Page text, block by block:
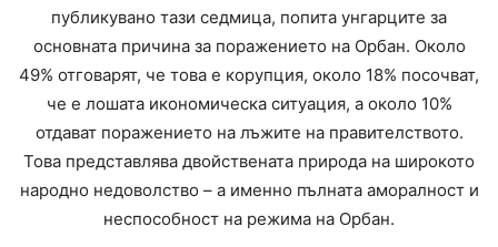
публикувано тази седмица, попита унгарците за
основната причина за поражението на Орбан. Около
49% отговарят, че това е корупция, около 18% посочват,
че е лошата икономическа ситуация, а около 10%
отдават поражението на лъжите на правителството.
Това представлява двойствената природа на широкото
народно недоволство – а именно пълната аморалност и
неспособност на режима на Орбан.